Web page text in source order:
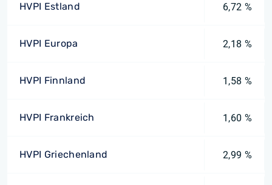
HVPI Estland 6,72 %
HVPI Europa 2,18 %
HVPI Finnland 1,58 %
HVPI Frankreich 1,60 %
HVPI Griechenland 2,99 %